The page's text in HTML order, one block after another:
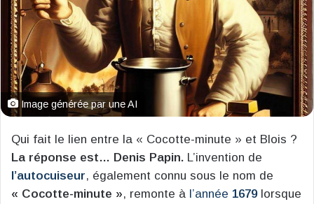
Image générée par une AI
Qui fait le lien entre la « Cocotte-minute » et Blois ?
La réponse est… Denis Papin. L’invention de
l’autocuiseur, également connu sous le nom de
« Cocotte-minute », remonte à l’année 1679 lorsque